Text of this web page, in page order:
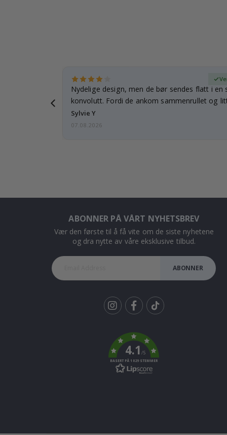
Nydelige design, men de bør sendes flatt i en
konvolutt. Fordi de ankom sammenrullet og
skulle de…
Sylvie Y
07.08.2026
ABONNER PÅ VÅRT NYHETSBREV
Vær den første til å få vite om de siste nyhetene
og dra nytte av våre eksklusive tilbud.
ABONNER
k
4.1/5
BASERT PÅ 1029 STEMMER